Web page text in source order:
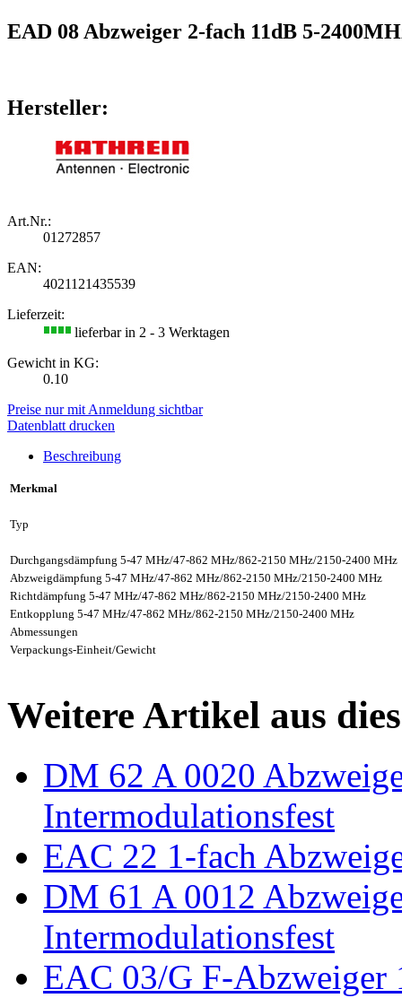
EAD 08 Abzweiger 2-fach 11dB 5-
Hersteller:
Art.Nr.:
01272857
EAN:
4021121435539
Lieferzeit:
lieferbar in 2 - 3 Werktagen
Gewicht in KG:
0.10
Preise nur mit Anmeldung sichtbar
Datenblatt drucken
Beschreibung
Merkmal
Typ
Durchgangsdämpfung 5-47 MHz/47-862 MHz/862-2150 MHz/2150-2400 MHz
Abzweigdämpfung 5-47 MHz/47-862 MHz/862-2150 MHz/2150-2400 MHz
Richtdämpfung 5-47 MHz/47-862 MHz/862-2150 MHz/2150-2400 MHz
Entkopplung 5-47 MHz/47-862 MHz/862-2150 MHz/2150-2400 MHz
Abmessungen
Verpackungs-Einheit/Gewicht
Weitere Artikel aus
DM 62 A 0020
Intermodulationsfest
EAC 22 1-fach
DM 61 A 0012
Intermodulationsfest
EAC 03/G F-